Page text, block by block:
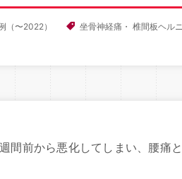
（〜2022） 坐骨神経痛 ・ 椎間板ヘル
間前から悪化してしまい、腰痛